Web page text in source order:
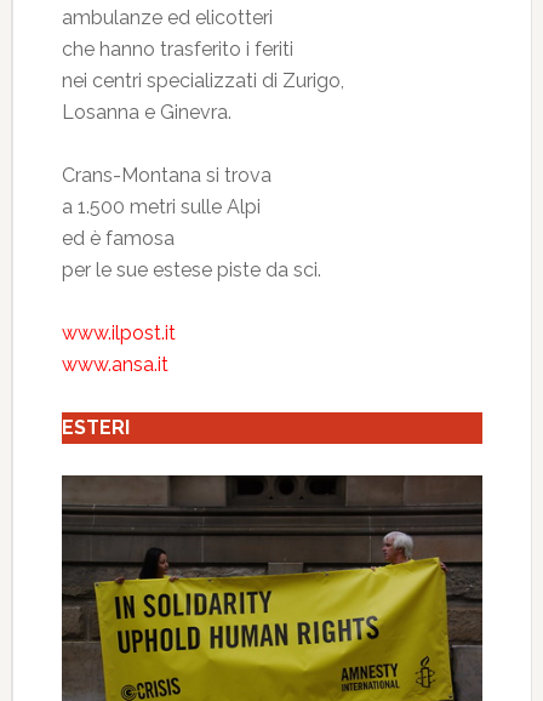
ambulanze ed elicotteri
che hanno trasferito i feriti
nei centri specializzati di Zurigo,
Losanna e Ginevra.
Crans-Montana si trova
a 1.500 metri sulle Alpi
ed è famosa
per le sue estese piste da sci.
www.ilpost.it
www.ansa.it
ESTERI